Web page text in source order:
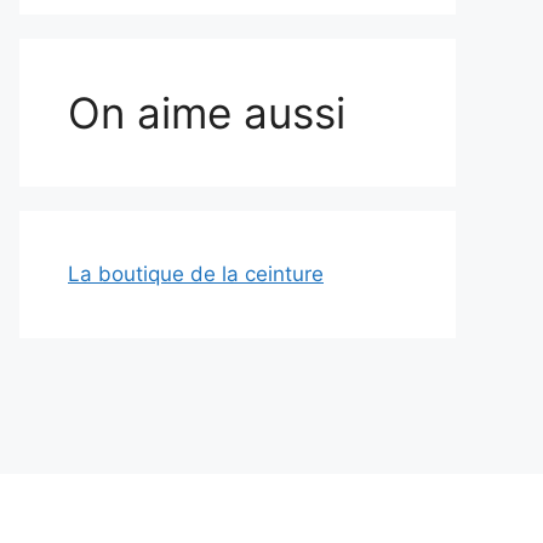
On aime aussi
La boutique de la ceinture